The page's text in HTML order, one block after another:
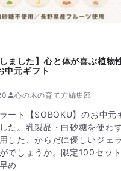
しました】心と体が喜ぶ植物
中元ギフト
心の木の育て方編集部
ート【SOBOKU】のお中元
た。乳製品・白砂糖を使わ
した、からだに優しいジェ
でしょうか。限定100セッ
め